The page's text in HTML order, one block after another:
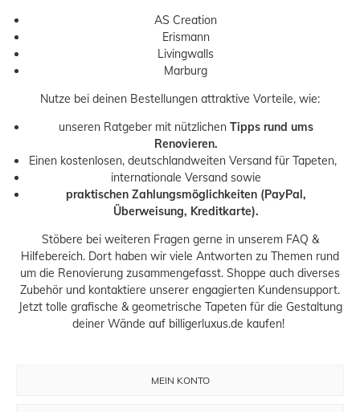
AS Creation
Erismann
Livingwalls
Marburg
Nutze bei deinen Bestellungen attraktive Vorteile, wie:
unseren Ratgebermit nützlichen Tipps rund ums
Renovieren.
Einen kostenlosen, deutschlandweiten Versandfür Tapeten,
internationale Versand sowie
praktischen Zahlungsmöglichkeiten (PayPal,
Überweisung, Kreditkarte).
Stöbere bei weiteren Fragen gerne in unserem FAQ &
Hilfebereich. Dort haben wir viele Antworten zu Themen rund
um die Renovierung zusammengefasst. Shoppe auch diverses
Zubehör und kontaktiere unserer engagierten Kundensupport.
Jetzt tolle grafische & geometrische Tapeten für die Gestaltung
deiner Wände auf billigerluxus.de kaufen!
MEIN KONTO